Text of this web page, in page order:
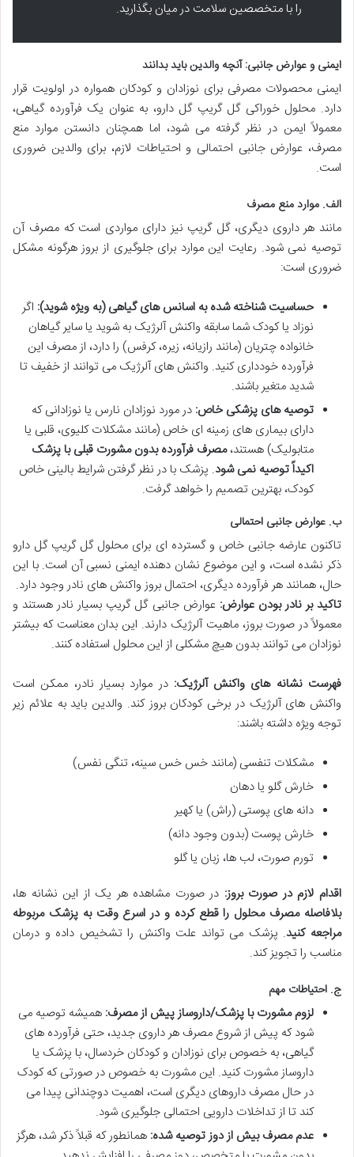
را با متخصصین سلامت در میان بگذارید.
ایمنی و عوارض جانبی: آنچه والدین باید بدانند
ایمنی محصولات مصرفی برای نوزادان و کودکان همواره در اولویت قرار
دارد. محلول خوراکی گل گریپ گل دارو، به عنوان یک فرآورده گیاهی،
معمولاً ایمن در نظر گرفته می شود، اما همچنان دانستن موارد منع
مصرف، عوارض جانبی احتمالی و احتیاطات لازم، برای والدین ضروری
است.
الف. موارد منع مصرف
مانند هر داروی دیگری، گل گریپ نیز دارای مواردی است که مصرف آن
توصیه نمی شود. رعایت این موارد برای جلوگیری از بروز هرگونه مشکل
ضروری است:
حساسیت شناخته شده به اسانس های گیاهی (به ویژه شوید): اگر
نوزاد یا کودک شما سابقه واکنش آلرژیک به شوید یا سایر گیاهان
خانواده چتریان (مانند رازیانه، زیره، کرفس) را دارد، از مصرف این
فرآورده خودداری کنید. واکنش های آلرژیک می توانند از خفیف تا
شدید متغیر باشند.
توصیه های پزشکی خاص: در مورد نوزادان نارس یا نوزادانی که
دارای بیماری های زمینه ای خاص (مانند مشکلات کلیوی، قلبی یا
متابولیک) هستند،مصرف فرآورده بدون مشورت قبلی با پزشک
اکیداً توصیه نمی شود. پزشک با در نظر گرفتن شرایط بالینی خاص
کودک، بهترین تصمیم را خواهد گرفت.
ب. عوارض جانبی احتمالی
تاکنون عارضه جانبی خاص و گسترده ای برای محلول گل گریپ گل دارو
ذکر نشده است، و این موضوع نشان دهنده ایمنی نسبی آن است. با این
حال، همانند هر فرآورده دیگری، احتمال بروز واکنش های نادر وجود دارد.
تاکید بر نادر بودن عوارض: عوارض جانبی گل گریپ بسیار نادر هستند و
معمولاً در صورت بروز، ماهیت آلرژیک دارند. این بدان معناست که بیشتر
نوزادان می توانند بدون هیچ مشکلی از این محلول استفاده کنند.
فهرست نشانه های واکنش آلرژیک: در موارد بسیار نادر، ممکن است
واکنش های آلرژیک در برخی کودکان بروز کند. والدین باید به علائم زیر
توجه ویژه داشته باشند:
مشکلات تنفسی (مانند خس خس سینه، تنگی نفس)
خارش گلو یا دهان
دانه های پوستی (راش) یا کهیر
خارش پوست (بدون وجود دانه)
تورم صورت، لب ها، زبان یا گلو
اقدام لازم در صورت بروز: در صورت مشاهده هر یک از این نشانه ها،
بلافاصله مصرف محلول را قطع کرده و در اسرع وقت به پزشک مربوطه
مراجعه کنید. پزشک می تواند علت واکنش را تشخیص داده و درمان
مناسب را تجویز کند.
ج. احتیاطات مهم
لزوم مشورت با پزشک/داروساز پیش از مصرف: همیشه توصیه می
شود که پیش از شروع مصرف هر داروی جدید، حتی فرآورده های
گیاهی، به خصوص برای نوزادان و کودکان خردسال، با پزشک یا
داروساز مشورت کنید. این مشورت به خصوص در صورتی که کودک
در حال مصرف داروهای دیگری است، اهمیت دوچندانی پیدا می
کند تا از تداخلات دارویی احتمالی جلوگیری شود.
عدم مصرف بیش از دوز توصیه شده: همانطور که قبلاً ذکر شد، هرگز